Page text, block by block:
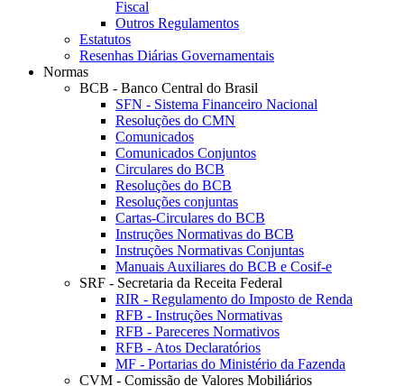
Fiscal
Outros Regulamentos
Estatutos
Resenhas Diárias Governamentais
Normas
BCB - Banco Central do Brasil
SFN - Sistema Financeiro Nacional
Resoluções do CMN
Comunicados
Comunicados Conjuntos
Circulares do BCB
Resoluções do BCB
Resoluções conjuntas
Cartas-Circulares do BCB
Instruções Normativas do BCB
Instruções Normativas Conjuntas
Manuais Auxiliares do BCB e Cosif-e
SRF - Secretaria da Receita Federal
RIR - Regulamento do Imposto de Renda
RFB - Instruções Normativas
RFB - Pareceres Normativos
RFB - Atos Declaratórios
MF - Portarias do Ministério da Fazenda
CVM - Comissão de Valores Mobiliários